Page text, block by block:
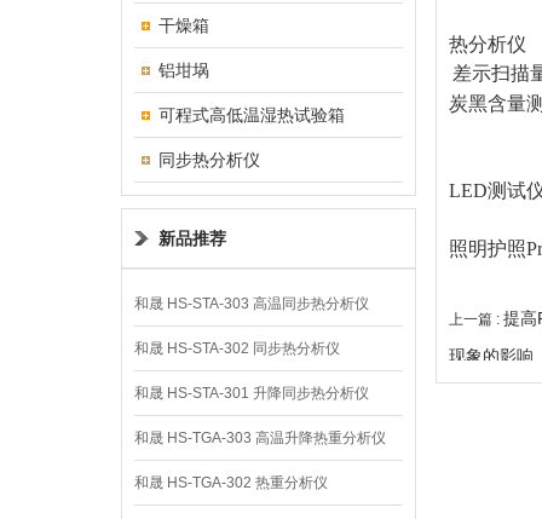
干燥箱
铝坩埚
可程式高低温湿热试验箱
同步热分析仪
新品推荐
和晟 HS-STA-303 高温同步热分析仪
和晟 HS-STA-302 同步热分析仪
和晟 HS-STA-301 升降同步热分析仪
和晟 HS-TGA-303 高温升降热重分析仪
和晟 HS-TGA-302 热重分析仪
热分析仪
差示扫描
炭黑含量
LED测试
照明护照
上一篇 : 提高
现象的影响